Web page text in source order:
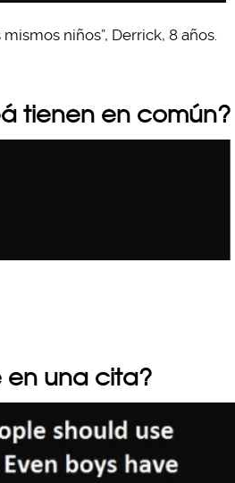
niños”, Derrick, 8 años.
tienen en común?
en una cita?